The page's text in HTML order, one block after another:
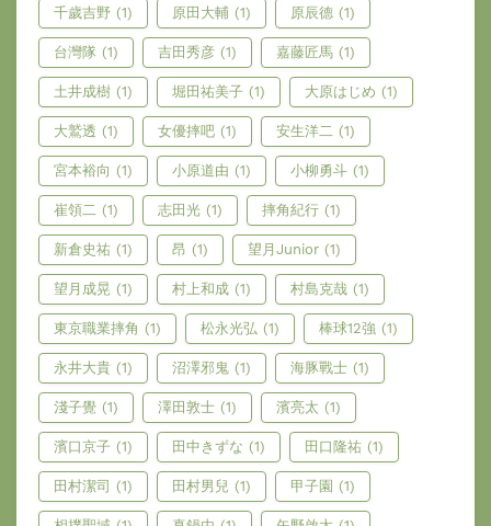
千歲吉野 (1) 原田大輔 (1) 原辰德 (1)
台灣隊 (1) 吉田秀彦 (1) 嘉藤匠馬 (1)
土井成樹 (1) 堀田祐美子 (1) 大原はじめ (1)
大鷲透 (1) 女優摔吧 (1) 安生洋二 (1)
宮本裕向 (1) 小原道由 (1) 小柳勇斗 (1)
崔領二 (1) 志田光 (1) 摔角紀行 (1)
新倉史祐 (1) 昂 (1) 望月Junior (1)
望月成晃 (1) 村上和成 (1) 村島克哉 (1)
東京職業摔角 (1) 松永光弘 (1) 棒球12強 (1)
永井大貴 (1) 沼澤邪鬼 (1) 海豚戰士 (1)
淺子覺 (1) 澤田敦士 (1) 濱亮太 (1)
濱口京子 (1) 田中きずな (1) 田口隆祐 (1)
田村潔司 (1) 田村男兒 (1) 甲子園 (1)